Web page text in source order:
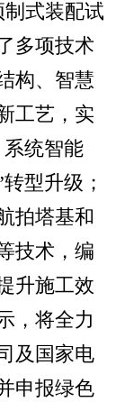
式装配试
多项技术
构、智慧
工艺，实
统智能
型升级；
拍塔基和
技术，编
升施工效
，将全力
及国家电
申报绿色